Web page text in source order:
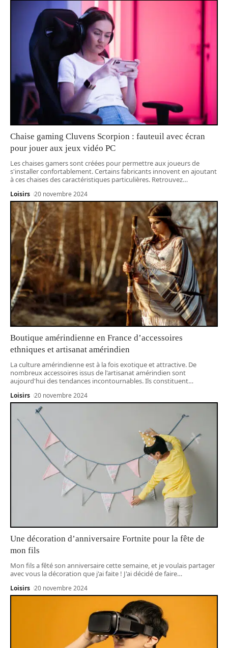
Chaise gaming Cluvens Scorpion : fauteuil avec écran
pour jouer aux jeux vidéo PC
Les chaises gamers sont créées pour permettre aux joueurs de
s'installer confortablement. Certains fabricants innovent en ajoutant
à ces chaises des caractéristiques particulières. Retrouvez…
Loisirs 20 novembre 2024
Boutique amérindienne en France d’accessoires
ethniques et artisanat amérindien
La culture amérindienne est à la fois exotique et attractive. De
nombreux accessoires issus de l'artisanat amérindien sont
aujourd'hui des tendances incontournables. Ils constituent…
Loisirs 20 novembre 2024
Une décoration d’anniversaire Fortnite pour la fête de
mon fils
Mon fils a fêté son anniversaire cette semaine, et je voulais partager
avec vous la décoration que j'ai faite ! J'ai décidé de faire…
Loisirs 20 novembre 2024